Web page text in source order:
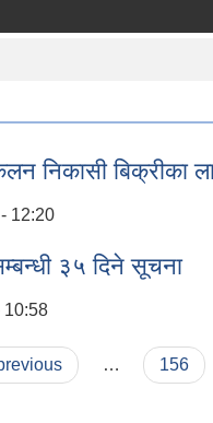
निकासी बिक्रीका
12:20
३५ दिने सूचना
10:58
… 156